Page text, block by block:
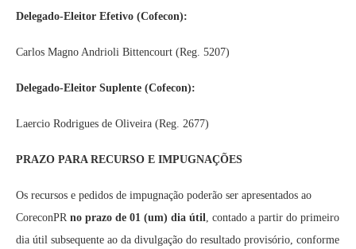
Delegado-Eleitor Efetivo (Cofecon):
Carlos Magno Andrioli Bittencourt (Reg. 5207)
Delegado-Eleitor Suplente (Cofecon):
Laercio Rodrigues de Oliveira (Reg. 2677)
PRAZO PARA RECURSO E IMPUGNAÇÕES
Os recursos e pedidos de impugnação poderão ser apresentados ao
CoreconPR no prazo de 01 (um) dia útil, contado a partir do primeiro
dia útil subsequente ao da divulgação do resultado provisório, conforme